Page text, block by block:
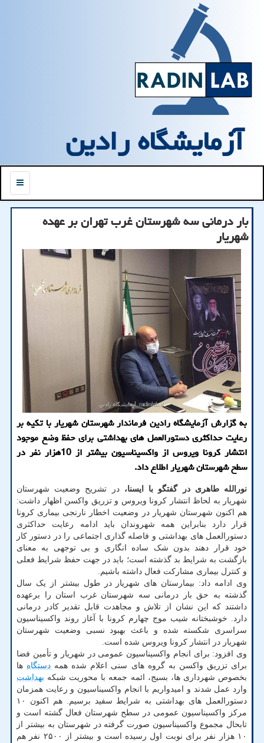
آزمایشگاه رادین
منو
بار درمانی سه شهرستان غرب تهران بر عهده
شهریار
به گزارش آزمایشگاه رادین فرماندار شهرستان شهریار با تکیه بر
رعایت حداکثری دستورالعمل های بهداشتی برای حفظ وضع موجود
انتشار کرونا ویروس از واکسیناسیون بیشتر از 10هزار نفر در
سطح شهرستان شهریار اطلاع داد.
نورالله طاهری در گفتگو با ایسنا،در تشریح وضعیت شهرستان
شهریار به لحاظ انتشار کرونا ویروس و تزریق واکسن اظهار داشت:
هم اکنون شهرستان شهریار در وضعیت اخطار نارنجی بیماری کرونا
قرار دارد بنابراین همه شهروندان باید ادامه رعایت حداکثری
دستورالعمل های بهداشتی و فاصله گذاری اجتماعی را در دستور کار
خود قرار دهند بدون شک ساده انگاری و بی توجهی به معنای
بازگشت به شرایط بد گذشته است؛ باید در جهت حفظ شرایط فعلی
و کنترل بیماری مشارکت فعال داشته باشیم.
وی ادامه داد: بیمارستان های شهریار در طول بیشتر از یک سال
گذشته به حق بار درمانی سه شهرستان غرب استان را برعهده
داشتند که این نشان از تلاش و مجاهدت قابل تقدیر کادر درمانی
دارد. خوشبختانه شیب موج چهارم کرونا با آغاز روند واکسیناسیون
سراسری شکسته شده و باعث بهبود نسبی وضعیت شهرستان
شهریار در انتشار کرونا ویروس شده است.
وی افزود: برای انجام واکسیناسیون عمومی در شهریار و تأمین فضا
برای تزریق واکسن به گروه های سنی اعلام شده همه دستگاه ها
بخصوص شهرداری ها، بسیج، ائمه جمعه با محوریت شبکه بهداشت
وارد عمل شدند و امیدواریم با انجام واکسیناسیون و رعایت همزمان
دستورالعمل های بهداشتی به شرایط سفید برسیم. هم اکنون ۱۰
مرکز واکسیناسیون عمومی در سطح شهرستان فعال گشته است و
تابحال مجموع واکسیناسیون صورت گرفته در شهرستان به بیشتر از
۱۰ هزار نفر برای نوبت اول رسیده است و بیشتر از ۲۵۰۰ نفر هم